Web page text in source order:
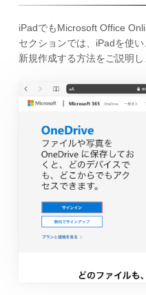
iPadでもMicrosoft Office
セクションでは、iPadを使
新規作成する方法をご説明し